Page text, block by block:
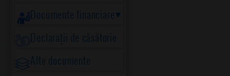
Documente financiare
Declarații de căsătorie
Alte documente